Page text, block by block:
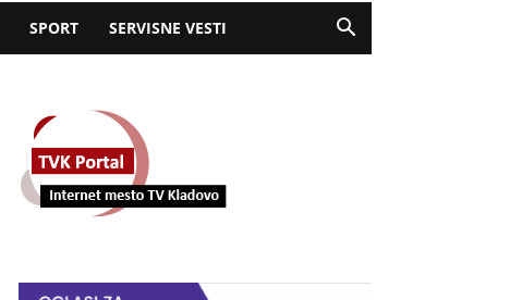
SPORT SERVISNE VESTI